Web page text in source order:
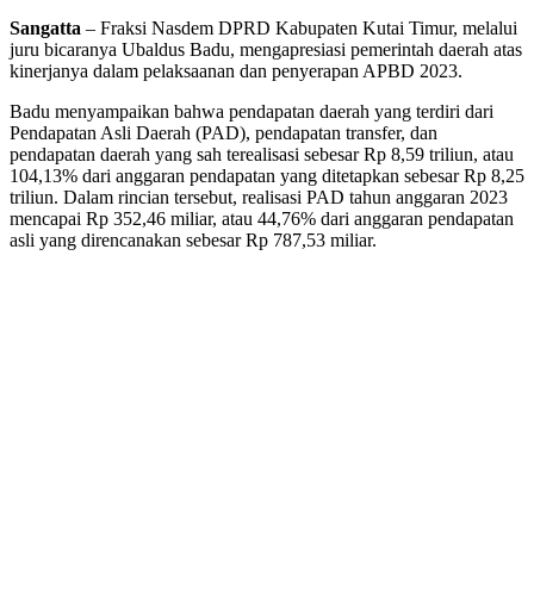
Sangatta – Fraksi Nasdem DPRD Kabupaten Kutai Timur, melalui
juru bicaranya Ubaldus Badu, mengapresiasi pemerintah daerah atas
kinerjanya dalam pelaksaanan dan penyerapan APBD 2023.
Badu menyampaikan bahwa pendapatan daerah yang terdiri dari
Pendapatan Asli Daerah (PAD), pendapatan transfer, dan
pendapatan daerah yang sah terealisasi sebesar Rp 8,59 triliun, atau
104,13% dari anggaran pendapatan yang ditetapkan sebesar Rp 8,25
triliun. Dalam rincian tersebut, realisasi PAD tahun anggaran 2023
mencapai Rp 352,46 miliar, atau 44,76% dari anggaran pendapatan
asli yang direncanakan sebesar Rp 787,53 miliar.